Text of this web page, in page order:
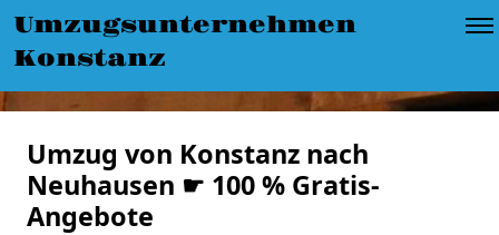
Umzugsunternehmen
Konstanz
Umzug von Konstanz nach
Neuhausen ☛ 100 % Gratis-
Angebote